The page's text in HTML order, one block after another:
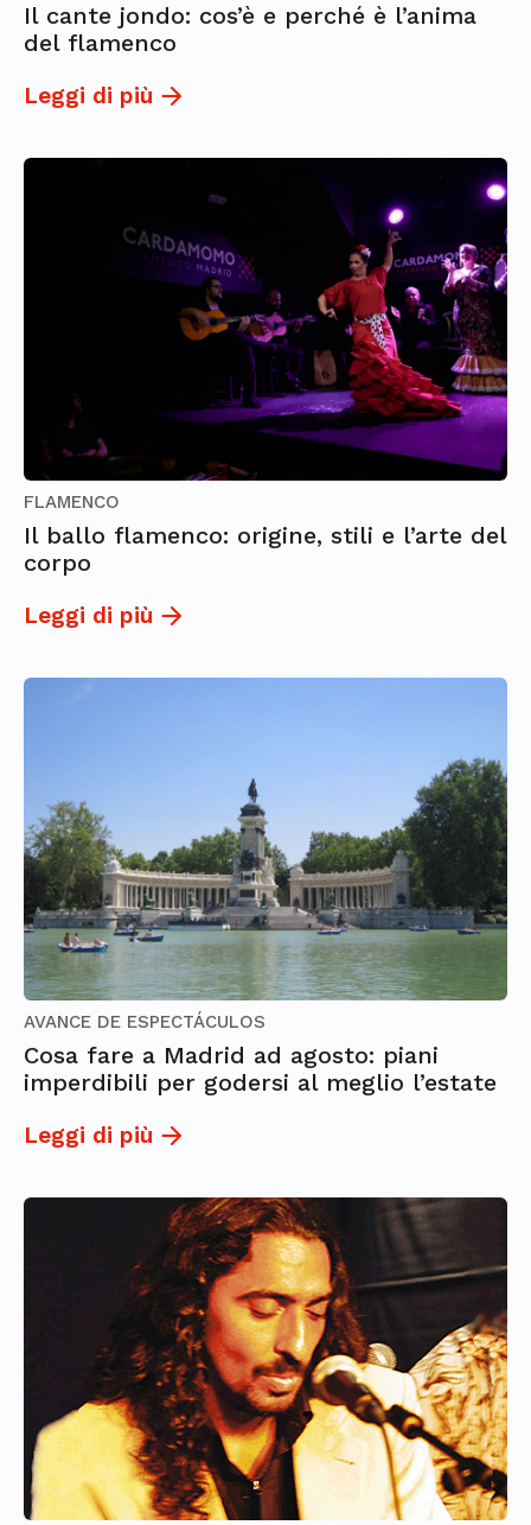
Il cante jondo: cos’è e perché è l’anima
del flamenco
Leggi di più
FLAMENCO
Il ballo flamenco: origine, stili e l’arte del
corpo
Leggi di più
AVANCE DE ESPECTÁCULOS
Cosa fare a Madrid ad agosto: piani
imperdibili per godersi al meglio l’estate
Leggi di più